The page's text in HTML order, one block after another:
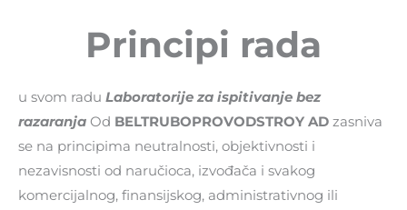
Principi rada
u svom radu Laboratorije za ispitivanje bez
razaranja Od BELTRUBOPROVODSTROY AD zasniva
se na principima neutralnosti, objektivnosti i
nezavisnosti od naručioca, izvođača i svakog
komercijalnog, finansijskog, administrativnog ili